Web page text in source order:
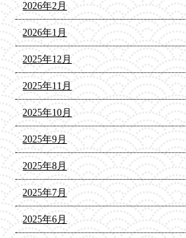
2026年2月
2026年1月
2025年12月
2025年11月
2025年10月
2025年9月
2025年8月
2025年7月
2025年6月